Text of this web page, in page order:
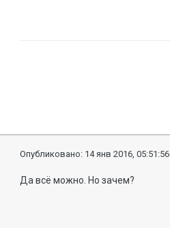
Опубликовано: 14 янв 2016, 05:51:56
Да всё можно. Но зачем?